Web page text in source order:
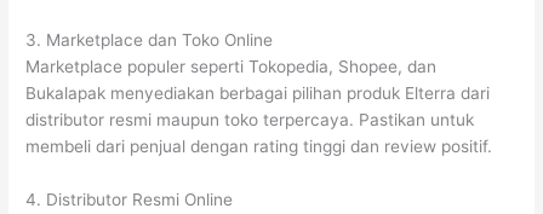
3. Marketplace dan Toko Online
Marketplace populer seperti Tokopedia, Shopee, dan
Bukalapak menyediakan berbagai pilihan produk Elterra dari
distributor resmi maupun toko terpercaya. Pastikan untuk
membeli dari penjual dengan rating tinggi dan review positif.
4. Distributor Resmi Online